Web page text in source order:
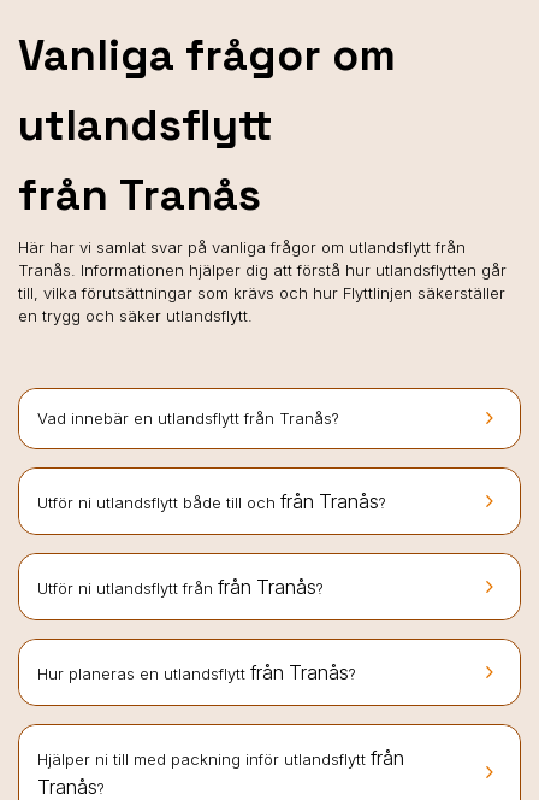
Vanliga frågor om
utlandsflytt
från Tranås
Här har vi samlat svar på vanliga frågor om utlandsflytt från
Tranås. Informationen hjälper dig att förstå hur utlandsflytten går
till, vilka förutsättningar som krävs och hur Flyttlinjen säkerställer
en trygg och säker utlandsflytt.
keyboard_arrow_right
Vad innebär en utlandsflytt från Tranås?
keyboard_arrow_right
Utför ni utlandsflytt både till och från Tranås?
keyboard_arrow_right
Utför ni utlandsflytt från från Tranås?
keyboard_arrow_right
Hur planeras en utlandsflytt från Tranås?
keyboard_arrow_right
Hjälper ni till med packning inför utlandsflytt från
Tranås?